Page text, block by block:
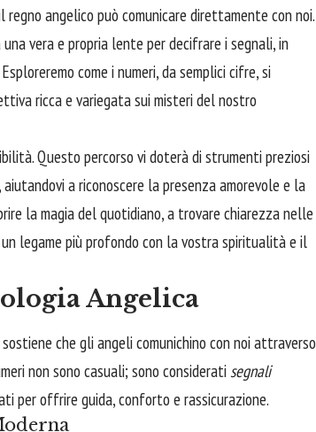
angelico può comunicare direttamente con noi.
vera e propria lente per decifrare i segnali, in
come i numeri, da semplici cifre, si
ricca e variegata sui misteri del nostro
Questo percorso vi doterà di strumenti preziosi
a riconoscere la presenza amorevole e la
la magia del quotidiano, a trovare chiarezza nelle
legame più profondo con la vostra spiritualità e il
Angelica
che gli angeli comunichino con noi attraverso
non sono casuali; sono consideratisegnali
per offrire guida, conforto e rassicurazione.